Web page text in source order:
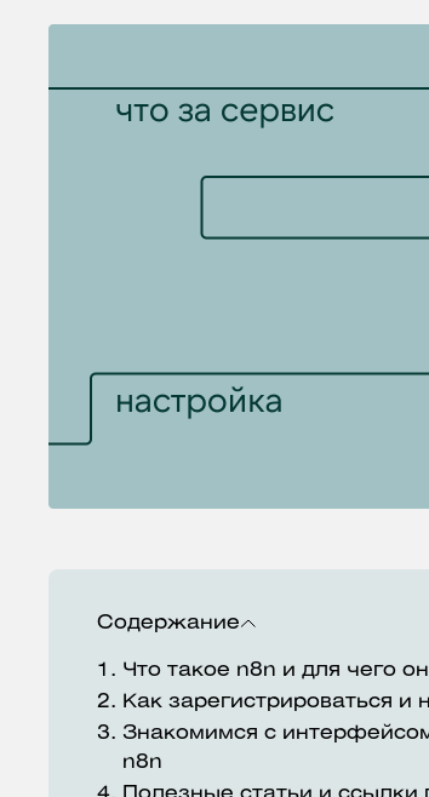
Содержание
1. Что такое n8n и для чего
2. Как зарегистрироваться и
3. Знакомимся с
n8n